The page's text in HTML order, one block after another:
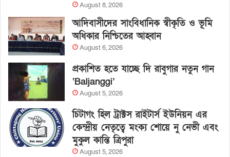
August 8, 2026
আদিবাসীদের সাংবিধানিক স্বীকৃতি ও ভূমি
অধিকার নিশ্চিতের আহ্বান
August 6, 2026
প্রকাশিত হতে যাচ্ছে দি রাবুগার নতুন গান
‘Baljanggi’
August 5, 2026
চিটাগং হিল ট্রাক্টস রাইটার্স ইউনিয়ন এর
কেন্দ্রীয় নেতৃত্বে মংক্য শোয়ে নু নেভী এবং
মুকুল কান্তি ত্রিপুরা
August 5, 2026